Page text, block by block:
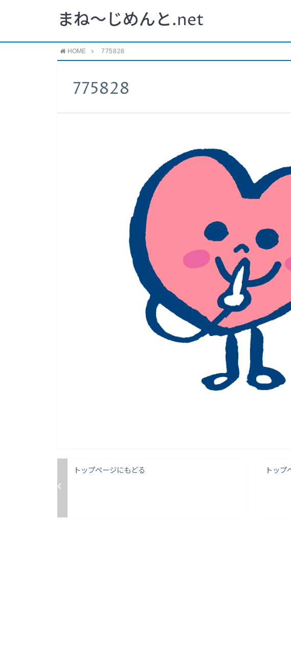
まね～じめんと.net
HOME 775828
775828
トップページにもどる トップ